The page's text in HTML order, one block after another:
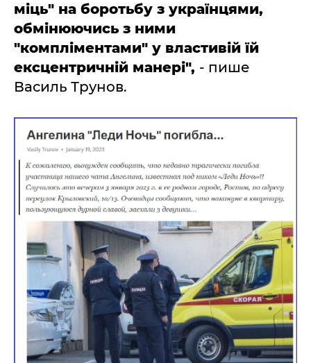
міць" на боротьбу з українцями,
обмінюючись з ними
"компліментами" у властивій їй
ексцентричній манері", - пише
Василь Трунов.